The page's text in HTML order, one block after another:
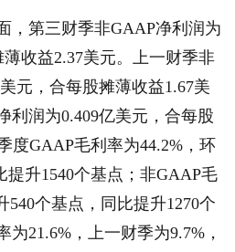
第三财季非GAAP净利润为
收益2.37美元。上一财季非
元，合每股摊薄收益1.67美
利润为0.409亿美元，合每股
度GAAP毛利率为44.2%，环
提升1540个基点；非GAAP毛
540个基点，同比提升1270个
21.6%，上一财季为9.7%，